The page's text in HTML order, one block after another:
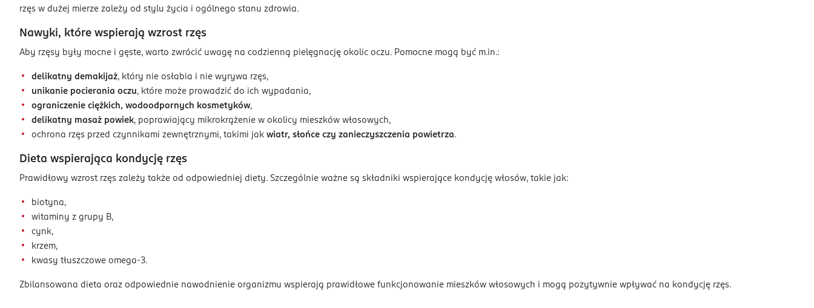
rzęs w dużej mierze zależy od stylu życia i ogólnego stanu zdrowia.
Nawyki, które wspierają wzrost rzęs
Aby rzęsy były mocne i gęste, warto zwrócić uwagę na codzienną pielęgnację okolic oczu. Pomocne mogą być m.in.:
delikatny demakijaż, który nie osłabia i nie wyrywa rzęs,
unikanie pocierania oczu, które może prowadzić do ich wypadania,
ograniczenie ciężkich, wodoodpornych kosmetyków,
delikatny masaż powiek, poprawiający mikrokrążenie w okolicy mieszków włosowych,
ochrona rzęs przed czynnikami zewnętrznymi, takimi jak wiatr, słońce czy zanieczyszczenia powietrza.
Dieta wspierająca kondycję rzęs
Prawidłowy wzrost rzęs zależy także od odpowiedniej diety. Szczególnie ważne są składniki wspierające kondycję włosów, takie jak:
biotyna,
witaminy z grupy B,
cynk,
krzem,
kwasy tłuszczowe omega-3.
Zbilansowana dieta oraz odpowiednie nawodnienie organizmu wspierają prawidłowe funkcjonowanie mieszków włosowych i mogą pozytywnie wpływać na kondycję rzęs.